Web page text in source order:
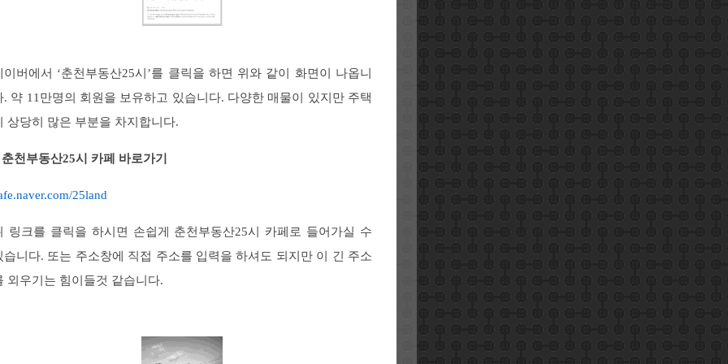
이버에서 ‘춘천부동산25시’를 클릭을 하면 위와 같이 화면이 나옵니
. 약 11만명의 회원을 보유하고 있습니다. 다양한 매물이 있지만 주택
상당히 많은 부분을 차지합니다.
천부동산25시 카페 바로가기
25land
링크를 클릭을 하시면 손쉽게 춘천부동산25시 카페로 들어가실 수
습니다. 또는 주소창에 직접 주소를 입력을 하셔도 되지만 이 긴 주소
외우기는 힘이들것 같습니다.